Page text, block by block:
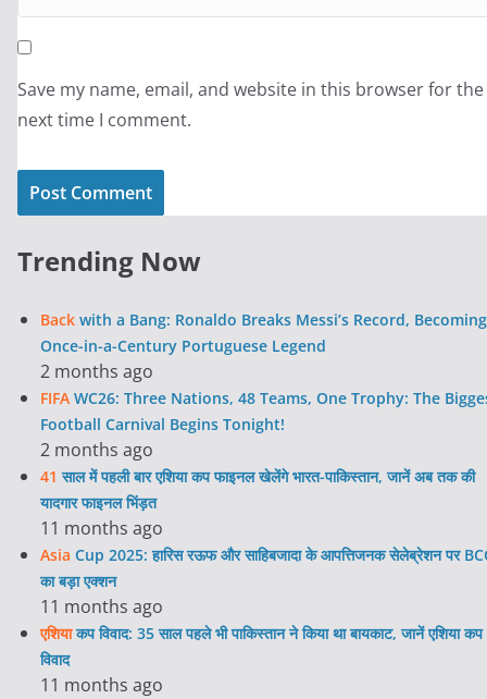
Save my name, email, and website in this browser for the
next time I comment.
Trending Now
Back with a Bang: Ronaldo Breaks Messi’s Record,
Once-in-a-Century Portuguese Legend
2 months ago
FIFA WC26: Three Nations, 48 Teams, One Trophy: The
Football Carnival Begins Tonight!
2 months ago
41 साल में पहली बार एशिया कप फाइनल खेलेंगे भारत-पाकिस्तान, जानें अब तक की
यादगार फाइनल भिंड़त
11 months ago
Asia Cup 2025: हारिस रऊफ और साहिबजादा के आपत्तिजनक सेलेब्रेशन पर
का बड़ा एक्शन
11 months ago
एशियाकप विवाद: 35 साल पहले भी पाकिस्तान ने किया था बायकाट, जानें एशिया
विवाद
11 months ago